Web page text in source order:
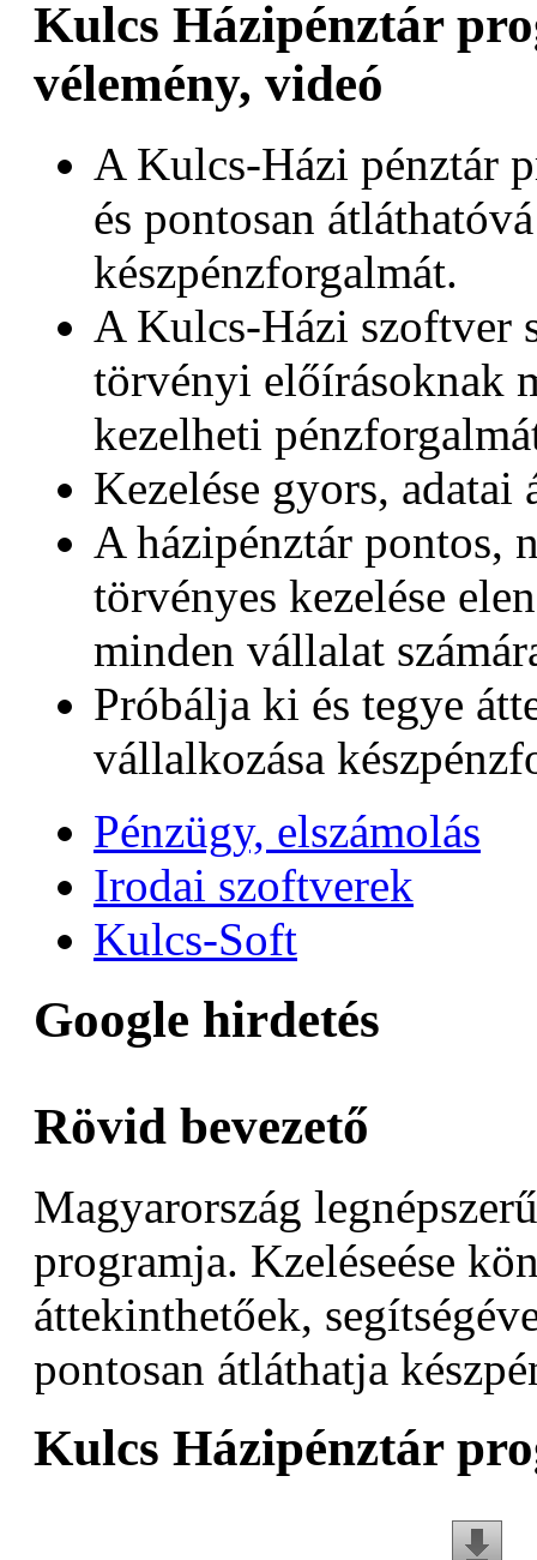
Kulcs Házipénztár
vélemény, videó
A Kulcs-Házi pénztár
és pontosan
készpénzforgalmát.
A Kulcs-Házi szoftver
törvényi előírásoknak
kezelheti
Kezelése gyors, adatai
A házipénztár pontos,
törvényes kezelése
minden vállalat
Próbálja ki és tegye
vállalkozása
Pénzügy, elszámolás
Irodai szoftverek
Kulcs-Soft
Google hirdetés
Rövid bevezető
Magyarország
programja. Kzeléseése
áttekinthetőek,
pontosan átláthatja
Kulcs Házipénztár